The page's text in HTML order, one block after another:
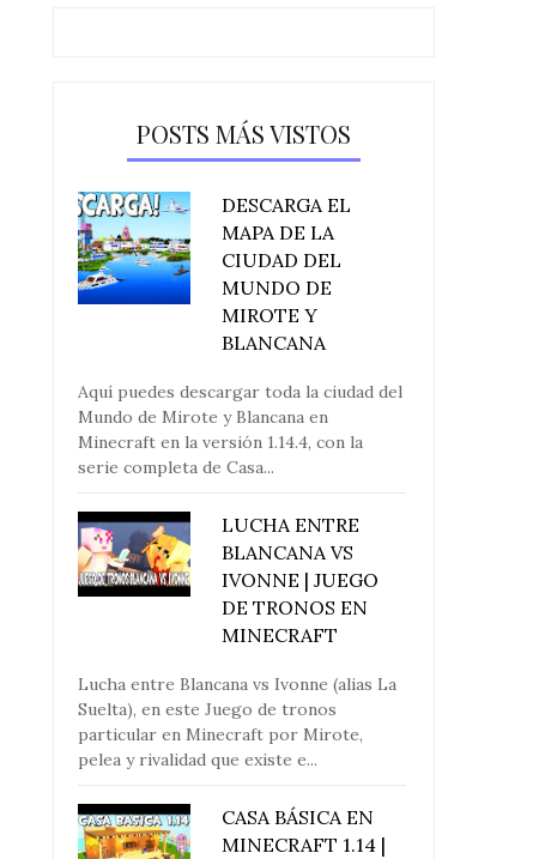
POSTS MÁS VISTOS
DESCARGA EL
MAPA DE LA
CIUDAD DEL
MUNDO DE
MIROTE Y
BLANCANA
Aquí puedes descargar toda la ciudad del
Mundo de Mirote y Blancana en
Minecraft en la versión 1.14.4, con la
serie completa de Casa...
LUCHA ENTRE
BLANCANA VS
IVONNE | JUEGO
DE TRONOS EN
MINECRAFT
Lucha entre Blancana vs Ivonne (alias La
Suelta), en este Juego de tronos
particular en Minecraft por Mirote,
pelea y rivalidad que existe e...
CASA BÁSICA EN
MINECRAFT 1.14 |